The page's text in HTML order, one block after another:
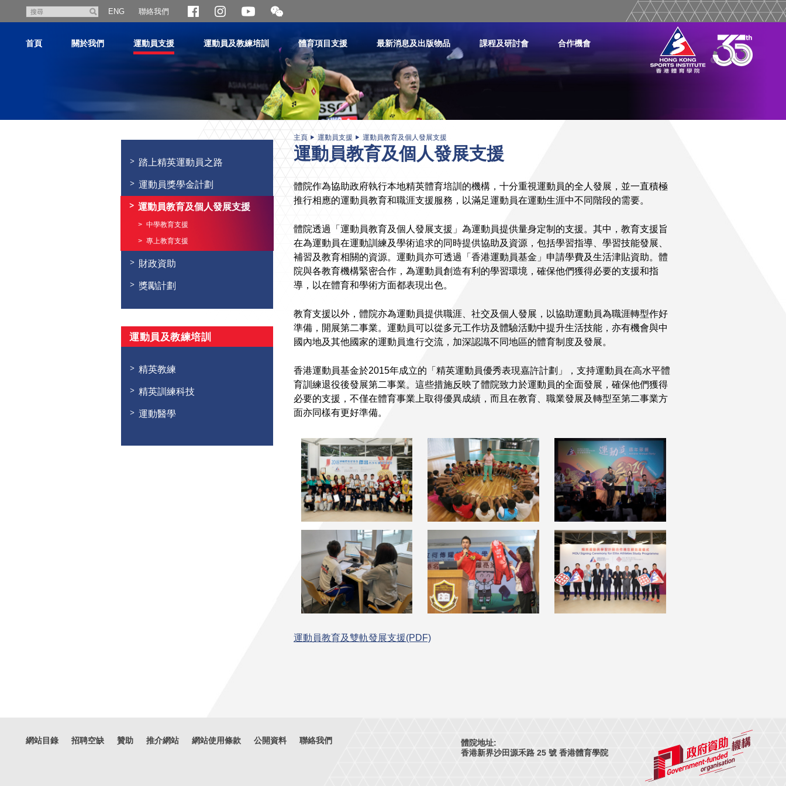
尋
ENG 聯絡我們
開
合
二
維
首頁 關於我們 運動員支援 運動員及教練培訓 體育項目支援 最新消息及出版物品 課程及研討會 合作機會
踏上精英運動員之路
運動員獎學金計劃
運動員教育及個人發展支援
中學教育支援
專上教育支援
財政資助
獎勵計劃
運動員及教練培訓
精英教練
精英訓練科技
運動醫學
主頁 運動員支援 運動員教育及個人發展支援
運動員教育及個人發展支援
體院作為協助政府執行本地精英體育培訓的機構，十分重視運動員的全人發展，並一直積極
推行相應的運動員教育和職涯支援服務，以滿足運動員在運動生涯中不同階段的需要。
體院透過「運動員教育及個人發展支援」為運動員提供量身定制的支援。其中，教育支援旨
在為運動員在運動訓練及學術追求的同時提供協助及資源，包括學習指導、學習技能發展、
補習及教育相關的資源。運動員亦可透過「香港運動員基金」申請學費及生活津貼資助。體
院與各教育機構緊密合作，為運動員創造有利的學習環境，確保他們獲得必要的支援和指
導，以在體育和學術方面都表現出色。
教育支援以外，體院亦為運動員提供職涯、社交及個人發展，以協助運動員為職涯轉型作好
準備，開展第二事業。運動員可以從多元工作坊及體驗活動中提升生活技能，亦有機會與中
國內地及其他國家的運動員進行交流，加深認識不同地區的體育制度及發展。
香港運動員基金於2015年成立的「精英運動員優秀表現嘉許計劃」，支持運動員在高水平體
育訓練退役後發展第二事業。這些措施反映了體院致力於運動員的全面發展，確保他們獲得
必要的支援，不僅在體育事業上取得優異成績，而且在教育、職業發展及轉型至第二事業方
面亦同樣有更好準備。
運動員教育及雙軌發展支援(PDF)
體院地址:
香港新界沙田源禾路 25 號 香港體育學院
網站目錄 招聘空缺 贊助 推介網站 網站使用條款 公開資料 聯絡我們